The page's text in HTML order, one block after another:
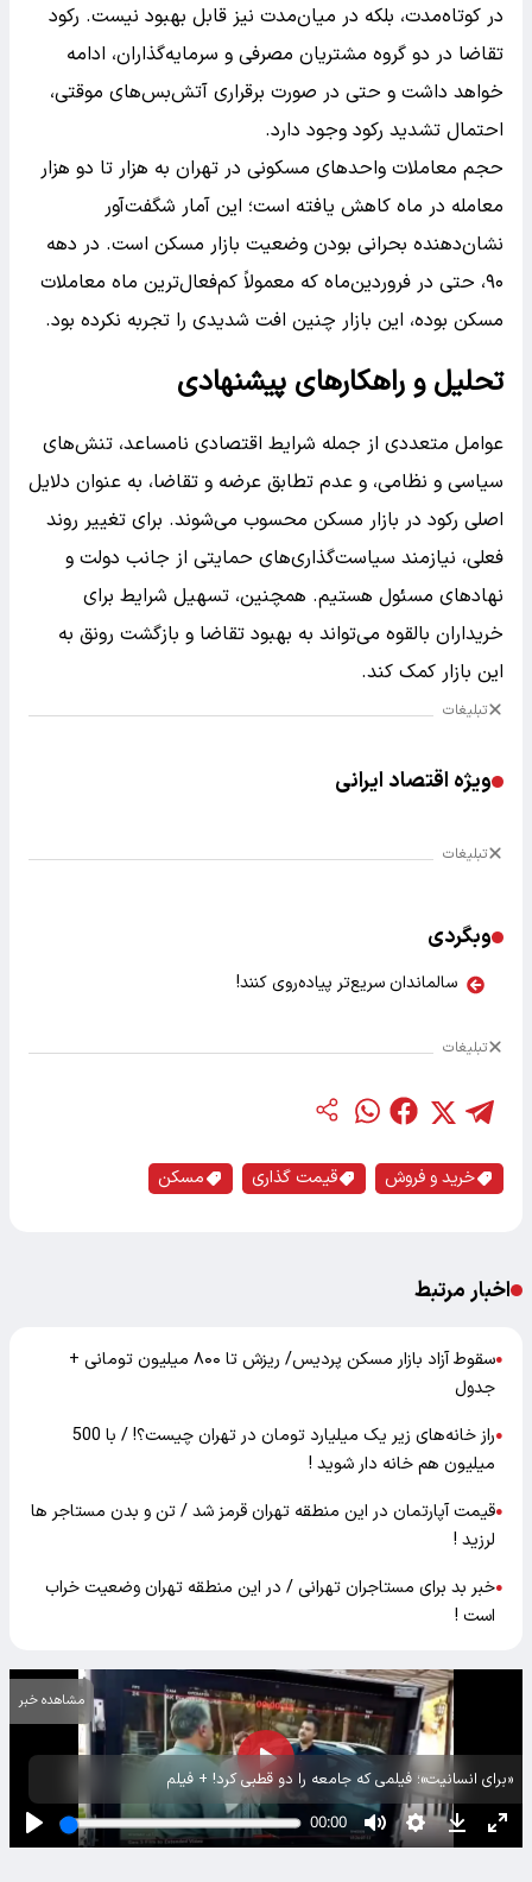
در کوتاه‌مدت، بلکه در میان‌مدت نیز قابل بهبود نیست. رکود
تقاضا در دو گروه مشتریان مصرفی و سرمایه‌گذاران، ادامه
خواهد داشت و حتی در صورت برقراری آتش‌بس‌های موقتی،
احتمال تشدید رکود وجود دارد.
حجم معاملات واحدهای مسکونی در تهران به هزار تا دو هزار
معامله در ماه کاهش یافته است؛ این آمار شگفت‌آور
نشان‌دهنده بحرانی بودن وضعیت بازار مسکن است. در دهه
۹۰، حتی در فروردین‌ماه که معمولاً کم‌فعال‌ترین ماه معاملات
مسکن بوده، این بازار چنین افت شدیدی را تجربه نکرده بود.
تحلیل و راهکارهای پیشنهادی
عوامل متعددی از جمله شرایط اقتصادی نامساعد، تنش‌های
سیاسی و نظامی، و عدم تطابق عرضه و تقاضا، به عنوان دلایل
اصلی رکود در بازار مسکن محسوب می‌شوند. برای تغییر روند
فعلی، نیازمند سیاست‌گذاری‌های حمایتی از جانب دولت و
نهادهای مسئول هستیم. همچنین، تسهیل شرایط برای
خریداران بالقوه می‌تواند به بهبود تقاضا و بازگشت رونق به
این بازار کمک کند.
تبلیغات
ویژه اقتصاد ایرانی
تبلیغات
وبگردی
سالماندان سریع‌تر پیاده‌روی کنند!
تبلیغات
خرید و فروش قیمت گذاری مسکن
اخبار مرتبط
●
سقوط آزاد بازار مسکن پردیس/ ریزش تا ۸۰۰ میلیون تومانی +
جدول
●
راز خانه‌های زیر یک میلیارد تومان در تهران چیست؟! / با 500
میلیون هم خانه دار شوید !
●قیمت آپارتمان در این منطقه تهران قرمز شد / تن و بدن مستاجر ها
لرزید !
●خبر بد برای مستاجران تهرانی / در این منطقه تهران وضعیت خراب
است !
«برای انسانیت»؛ فیلمی که جامعه را دو قطبی کرد! + فیلم
مشاهده خبر